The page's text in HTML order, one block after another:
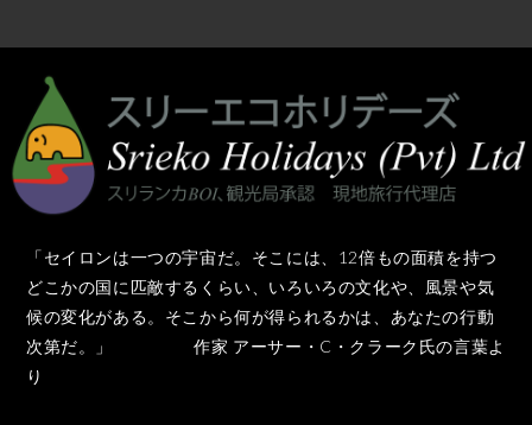
「セイロンは一つの宇宙だ。そこには、12倍もの面積を持つ
どこかの国に匹敵するくらい、いろいろの文化や、風景や気
候の変化がある。そこから何が得られるかは、あなたの行動
次第だ。」 作家 アーサー・C・クラーク氏の言葉よ
り